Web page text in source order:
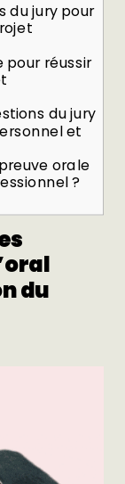
du jury pour
pour réussir
du jury
et
orale
?
du